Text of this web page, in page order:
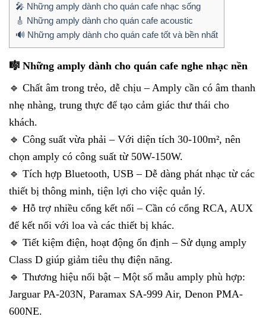
🎤 Những amply dành cho quán cafe nhạc sống
🎸 Những amply dành cho quán cafe acoustic
🔊 Những amply dành cho quán cafe tốt và bền nhất
🎼 Những amply dành cho quán cafe nghe nhạc nền
🔹 Chất âm trong trẻo, dễ chịu – Amply cần có âm thanh
nhẹ nhàng, trung thực để tạo cảm giác thư thái cho
khách.
🔹 Công suất vừa phải – Với diện tích 30-100m², nên
chọn amply có công suất từ 50W-150W.
🔹 Tích hợp Bluetooth, USB – Dễ dàng phát nhạc từ các
thiết bị thông minh, tiện lợi cho việc quản lý.
🔹 Hỗ trợ nhiều cổng kết nối – Cần có cổng RCA, AUX
để kết nối với loa và các thiết bị khác.
🔹 Tiết kiệm điện, hoạt động ổn định – Sử dụng amply
Class D giúp giảm tiêu thụ điện năng.
🔹 Thương hiệu nổi bật – Một số mẫu amply phù hợp:
Jarguar PA-203N, Paramax SA-999 Air, Denon PMA-
600NE.